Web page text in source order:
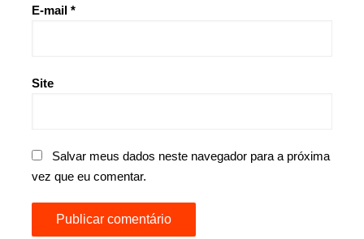
E-mail *
Site
Salvar meus dados neste navegador para a próxima
vez que eu comentar.